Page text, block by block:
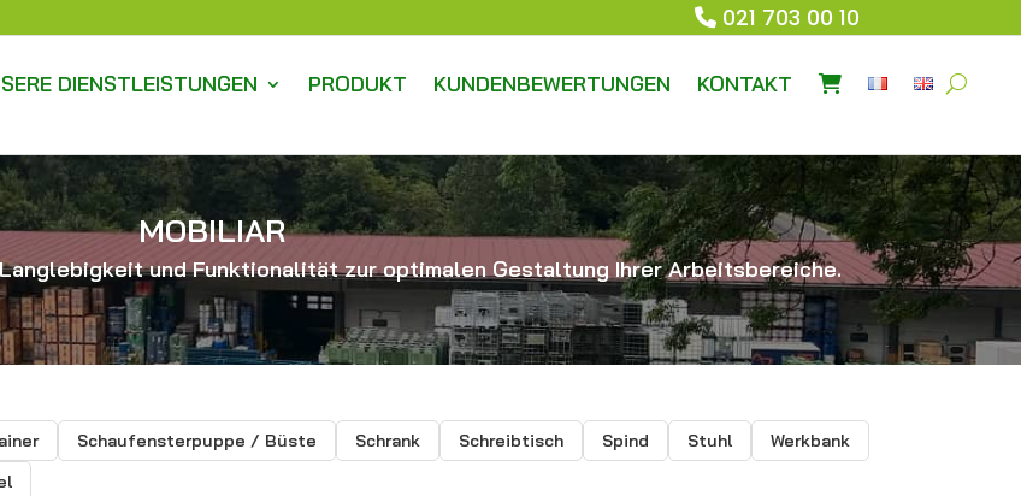
021 703 00 10
DIENSTLEISTUNGEN PRODUKT KUNDENBEWERTUNGEN KONTAKT
MOBILIAR
und Funktionalität zur optimalen Gestaltung Ihrer Arbeitsbereiche.
Schaufensterpuppe / Büste Schrank Schreibtisch Spind Stuhl
Werkbank